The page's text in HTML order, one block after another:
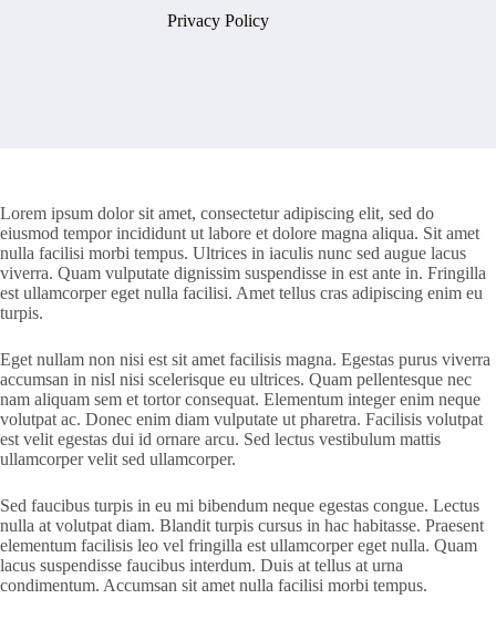
Privacy Policy
Lorem ipsum dolor sit amet, consectetur adipiscing elit, sed do
eiusmod tempor incididunt ut labore et dolore magna aliqua. Sit amet
nulla facilisi morbi tempus. Ultrices in iaculis nunc sed augue lacus
viverra. Quam vulputate dignissim suspendisse in est ante in. Fringilla
est ullamcorper eget nulla facilisi. Amet tellus cras adipiscing enim eu
turpis.
Eget nullam non nisi est sit amet facilisis magna. Egestas purus viverra
accumsan in nisl nisi scelerisque eu ultrices. Quam pellentesque nec
nam aliquam sem et tortor consequat. Elementum integer enim neque
volutpat ac. Donec enim diam vulputate ut pharetra. Facilisis volutpat
est velit egestas dui id ornare arcu. Sed lectus vestibulum mattis
ullamcorper velit sed ullamcorper.
Sed faucibus turpis in eu mi bibendum neque egestas congue. Lectus
nulla at volutpat diam. Blandit turpis cursus in hac habitasse. Praesent
elementum facilisis leo vel fringilla est ullamcorper eget nulla. Quam
lacus suspendisse faucibus interdum. Duis at tellus at urna
condimentum. Accumsan sit amet nulla facilisi morbi tempus.